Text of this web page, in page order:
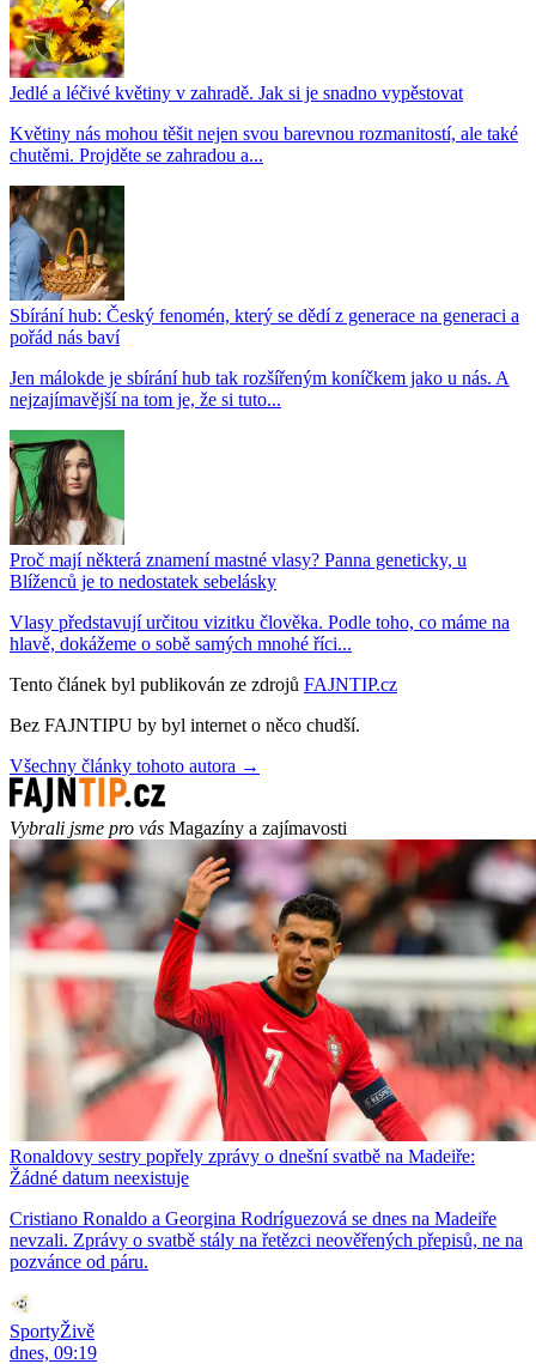
Jedlé a léčivé květiny v zahradě. Jak si je snadno vypěstovat
Květiny nás mohou těšit nejen svou barevnou rozmanitostí, ale také
chutěmi. Projděte se zahradou a...
Sbírání hub: Český fenomén, který se dědí z generace na generaci a
pořád nás baví
Jen málokde je sbírání hub tak rozšířeným koníčkem jako u nás. A
nejzajímavější na tom je, že si tuto...
Proč mají některá znamení mastné vlasy? Panna geneticky, u
Blíženců je to nedostatek sebelásky
Vlasy představují určitou vizitku člověka. Podle toho, co máme na
hlavě, dokážeme o sobě samých mnohé říci...
Tento článek byl publikován ze zdrojů FAJNTIP.cz
Bez FAJNTIPU by byl internet o něco chudší.
Všechny články tohoto autora →
Vybrali jsme pro vás Magazíny a zajímavosti
Ronaldovy sestry popřely zprávy o dnešní svatbě na Madeiře:
Žádné datum neexistuje
Cristiano Ronaldo a Georgina Rodríguezová se dnes na Madeiře
nevzali. Zprávy o svatbě stály na řetězci neověřených přepisů, ne na
pozvánce od páru.
SportyŽivě
dnes, 09:19